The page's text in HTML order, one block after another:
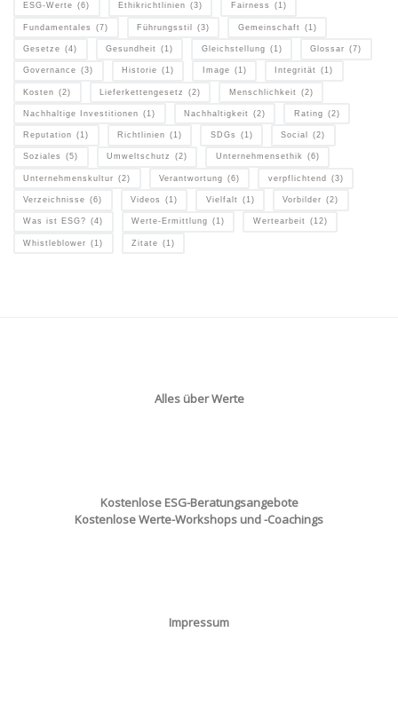
ESG-Werte (6) Ethikrichtlinien (3) Fairness (1)
Fundamentales (7) Führungsstil (3) Gemeinschaft (1)
Gesetze (4) Gesundheit (1) Gleichstellung (1) Glossar (7)
Governance (3) Historie (1) Image (1) Integrität (1)
Kosten (2) Lieferkettengesetz (2) Menschlichkeit (2)
Nachhaltige Investitionen (1) Nachhaltigkeit (2) Rating (2)
Reputation (1) Richtlinien (1) SDGs (1) Social (2)
Soziales (5) Umweltschutz (2) Unternehmensethik (6)
Unternehmenskultur (2) Verantwortung (6) verpflichtend (3)
Verzeichnisse (6) Videos (1) Vielfalt (1) Vorbilder (2)
Was ist ESG? (4) Werte-Ermittlung (1) Wertearbeit (12)
Whistleblower (1) Zitate (1)
Alles über Werte
Kostenlose ESG-Beratungsangebote
Kostenlose Werte-Workshops und -Coachings
Impressum